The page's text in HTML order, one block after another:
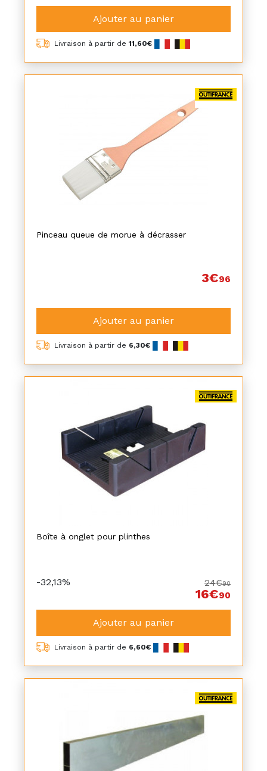
Ajouter au panier
Livraison à partir de 11,60€
Pinceau queue de morue à décrasser
3€96
Ajouter au panier
Livraison à partir de 6,30€
Boîte à onglet pour plinthes
-32,13% 24€90
16€90
Ajouter au panier
Livraison à partir de 6,60€